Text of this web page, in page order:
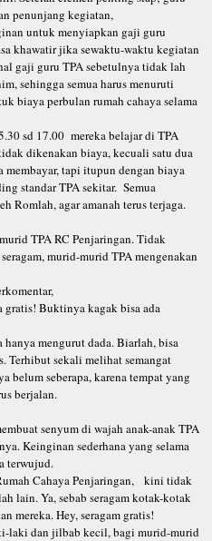
penunjang kegiatan,
untuk menyiapkan gaji guru
khawatir jika sewaktu-waktu kegiatan
gaji guru TPA sebetulnya tidak lah
sehingga semua harus menuruti
biaya perbulan rumah cahaya selama
sd 17.00 mereka belajar di TPA
dikenakan biaya, kecuali satu dua
tapi itupun dengan biaya
standar TPA sekitar. Semua
Romlah, agar amanah terus terjaga.
TPA RC Penjaringan. Tidak
murid-murid TPA mengenakan
Buktinya kagak bisa ada
hanya mengurut dada. Biarlah, bisa
Terhibut sekali melihat semangat
belum seberapa, karena tempat yang
berjalan.
senyum di wajah anak-anak TPA
Keinginan sederhana yang selama
terwujud.
Cahaya Penjaringan, kini tidak
lain. Ya, sebab seragam kotak-kotak
mereka. Hey, seragam gratis!
laki dan jilbab kecil, bagi murid-murid